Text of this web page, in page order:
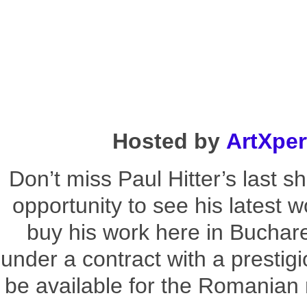
Hosted by
Don’t miss Paul Hitter’s last
opportunity to see his latest
buy his work here in
under a contract with a
be available for the